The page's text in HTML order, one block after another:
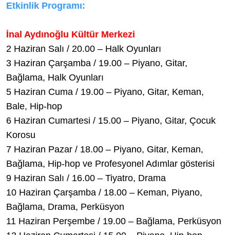
Etkinlik Programı:
İnal Aydınoğlu Kültür Merkezi
2 Haziran Salı / 20.00 – Halk Oyunları
3 Haziran Çarşamba / 19.00 – Piyano, Gitar,
Bağlama, Halk Oyunları
5 Haziran Cuma / 19.00 – Piyano, Gitar, Keman,
Bale, Hip-hop
6 Haziran Cumartesi / 15.00 – Piyano, Gitar, Çocuk
Korosu
7 Haziran Pazar / 18.00 – Piyano, Gitar, Keman,
Bağlama, Hip-hop ve Profesyonel Adımlar gösterisi
9 Haziran Salı / 16.00 – Tiyatro, Drama
10 Haziran Çarşamba / 18.00 – Keman, Piyano,
Bağlama, Drama, Perküsyon
11 Haziran Perşembe / 19.00 – Bağlama, Perküsyon